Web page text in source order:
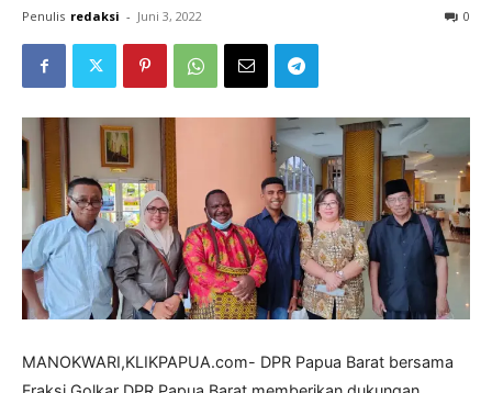
Penulis redaksi - Juni 3, 2022 0
MANOKWARI,KLIKPAPUA.com- DPR Papua Barat bersama